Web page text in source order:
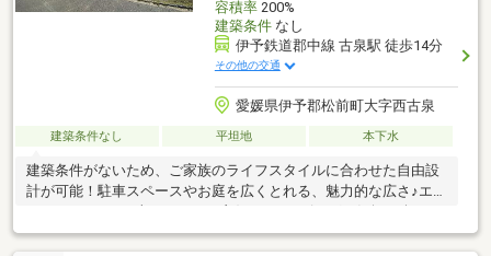
容積率200%
建築条件なし
伊予鉄道郡中線 古泉駅 徒歩14分
その他の交通
愛媛県伊予郡松前町大字西古泉
建築条件なし 平坦地 本下水
建築条件がないため、ご家族のライフスタイルに合わせた自由設
計が可能！駐車スペースやお庭を広くとれる、魅力的な広さ♪エミ
る便利な立地♪